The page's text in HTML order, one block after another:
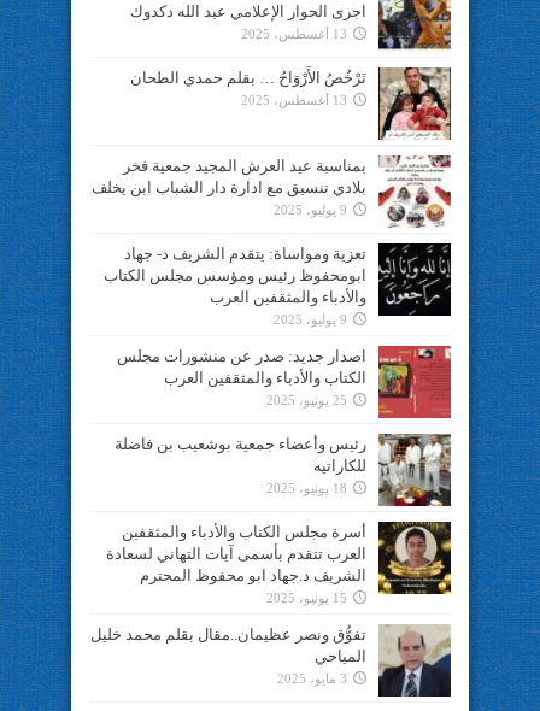
اجرى الحوار الإعلامي عبد الله دكدوك
13 أغسطس، 2025
تَرْخُصُ الأَرْوَاحُ … بقلم حمدي الطحان
13 أغسطس، 2025
بمناسبة عيد العرش المجيد جمعية فخر
بلادي تنسيق مع ادارة دار الشباب ابن يخلف
9 يوليو، 2025
تعزية ومواساة: يتقدم الشريف د- جهاد
ابومحفوظ رئيس ومؤسس مجلس الكتاب
والأدباء والمثقفين العرب
9 يوليو، 2025
اصدار جديد: صدر عن منشورات مجلس
الكتاب والأدباء والمثقفين العرب
25 يونيو، 2025
رئيس وأعضاء جمعية بوشعيب بن فاضلة
للكاراتيه
18 يونيو، 2025
أسرة مجلس الكتاب والأدباء والمثقفين
العرب تتقدم بأسمى آيات التهاني لسعادة
الشريف د.جهاد ابو محفوظ المحترم
15 يونيو، 2025
تفوُّق ونصر عظيمان..مقال بقلم محمد خليل
المياحي
3 مايو، 2025